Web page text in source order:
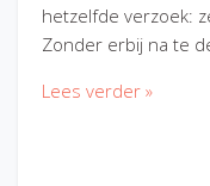
hetzelfde verzoek:
Zonder erbij na te
Lees verder »